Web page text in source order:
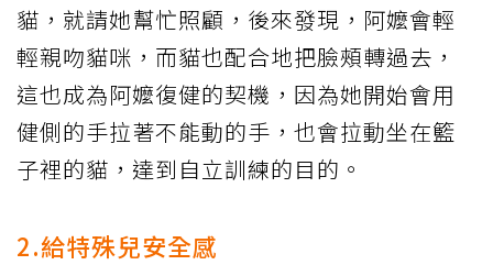
貓，就請她幫忙照顧，後來發現，阿嬤會輕
輕親吻貓咪，而貓也配合地把臉頰轉過去，
這也成為阿嬤復健的契機，因為她開始會用
健側的手拉著不能動的手，也會拉動坐在籃
子裡的貓，達到自立訓練的目的。
2.給特殊兒安全感